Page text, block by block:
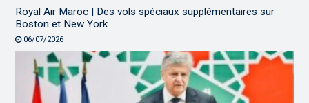
Royal Air Maroc | Des vols spéciaux supplémentaires sur
Boston et New York
06/07/2026